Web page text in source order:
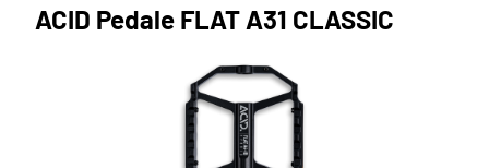
ACID Pedale FLAT A31 CLASSIC